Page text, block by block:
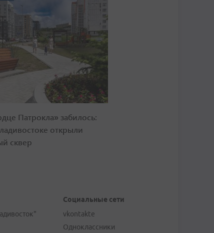
Патрокла» забилось:
открыли
сквер
Социальные сети
vkontakte
Одноклассники